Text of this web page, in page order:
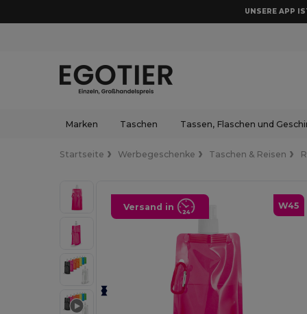
UNSERE APP
Marken Taschen Tassen, Flaschen und
Startseite Werbegeschenke Taschen & Reisen
W45
Versand in